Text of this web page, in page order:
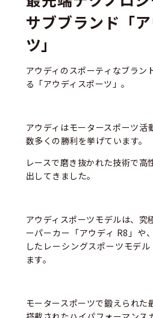
サブブランド「
ツ」
アウディのスポーティなブラン
る「アウディスポーツ」。
アウディはモータースポーツ活
数多くの勝利を挙げています。
レースで磨き抜かれた技術で高
出してきました。
アウディスポーツモデルは、究
ーパーカー「アウディ R8」や
したレーシングスポーツモデ
ます。
モータースポーツで鍛えられた